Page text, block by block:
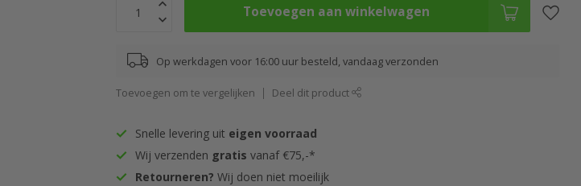
Toevoegen aan winkelwagen
Op werkdagen voor 16:00 uur besteld, vandaag verzonden
Toevoegen om te vergelijken Deel dit product
Snelle levering uit eigen voorraad
Wij verzenden gratis vanaf €75,-*
Retourneren? Wij doen niet moeilijk